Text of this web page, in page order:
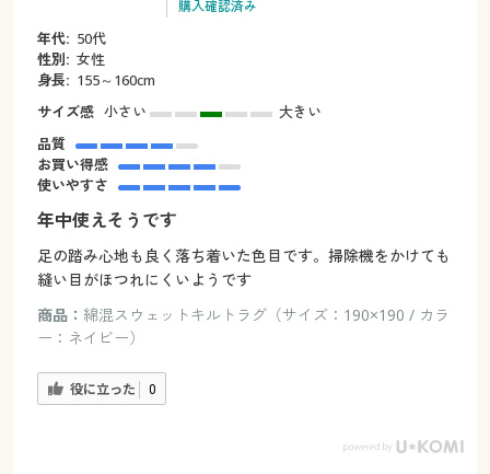
購入確認済み
年代: 50代
性別: 女性
身長: 155～160cm
サイズ感 小さい
大きい
品質
お買い得感
使いやすさ
年中使えそうです
足の踏み心地も良く落ち着いた色目です。掃除機をかけても
縫い目がほつれにくいようです
商品： 綿混スウェットキルトラグ（サイズ：190×190 / カラ
ー：ネイビー）
役に立った 0